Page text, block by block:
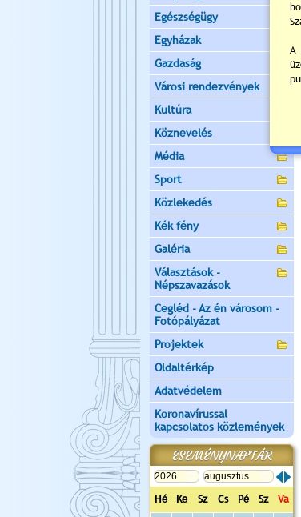
Egészségügy
Egyházak
Gazdaság
Városi rendezvények
Kultúra
Köznevelés
Média
Sport
Közlekedés
Kék fény
Galéria
Választások -
Népszavazások
Cegléd - Az én városom -
Fotópályázat
Projektek
Oldaltérkép
Adatvédelem
Koronavírussal
kapcsolatos közlemények
ESEMÉNYNAPTÁR
Hé Ke Sz Cs Pé Sz
Va